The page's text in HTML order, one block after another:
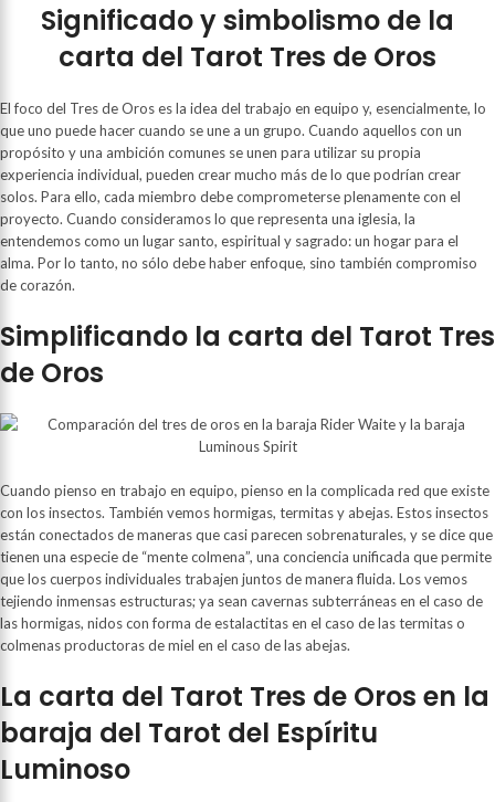
Significado y simbolismo de la
carta del Tarot Tres de Oros
El foco del Tres de Oros es la idea del trabajo en equipo y, esencialmente, lo
que uno puede hacer cuando se une a un grupo. Cuando aquellos con un
propósito y una ambición comunes se unen para utilizar su propia
experiencia individual, pueden crear mucho más de lo que podrían crear
solos. Para ello, cada miembro debe comprometerse plenamente con el
proyecto. Cuando consideramos lo que representa una iglesia, la
entendemos como un lugar santo, espiritual y sagrado: un hogar para el
alma. Por lo tanto, no sólo debe haber enfoque, sino también compromiso
de corazón.
Simplificando la carta del Tarot Tres
de Oros
Cuando pienso en trabajo en equipo, pienso en la complicada red que existe
con los insectos. También vemos hormigas, termitas y abejas. Estos insectos
están conectados de maneras que casi parecen sobrenaturales, y se dice que
tienen una especie de “mente colmena”, una conciencia unificada que permite
que los cuerpos individuales trabajen juntos de manera fluida. Los vemos
tejiendo inmensas estructuras; ya sean cavernas subterráneas en el caso de
las hormigas, nidos con forma de estalactitas en el caso de las termitas o
colmenas productoras de miel en el caso de las abejas.
La carta del Tarot Tres de Oros en la
baraja del Tarot del Espíritu
Luminoso